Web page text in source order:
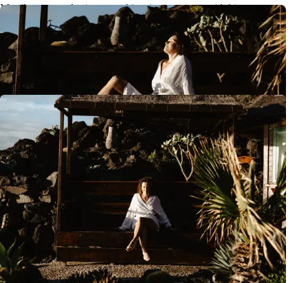
Monika przyznała, że wszystkim się wzrusza – widokiem
wschodzącego słońca, szumem fal, ciepłem pierwszych promieni
na twarzy. Ta wrażliwość na piękno otaczającego świata
przełożyła się na niezwykle naturalne i pełne emocji zdjęcia.